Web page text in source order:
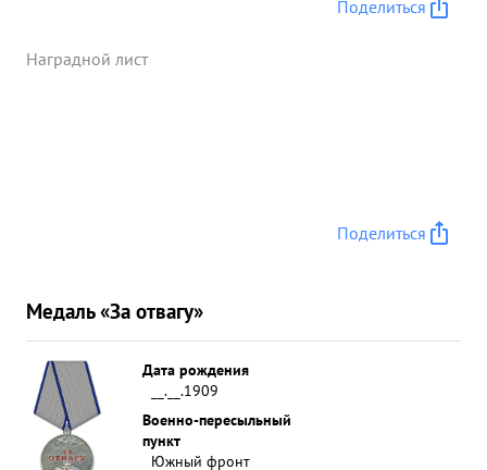
Поделиться
Наградной лист
Поделиться
Медаль «За отвагу»
Дата рождения
__.__.1909
Военно-пересыльный
пункт
Южный фронт